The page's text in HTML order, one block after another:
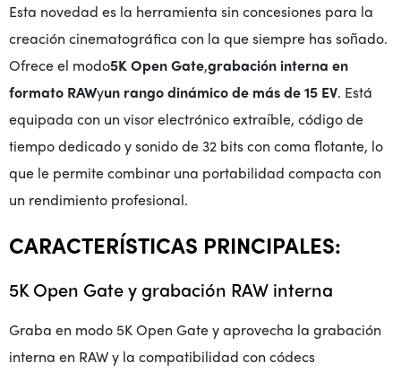
Esta novedad es la herramienta sin concesiones para la
creación cinematográfica con la que siempre has soñado.
Ofrece el modo5K Open Gate,grabación interna en
formato RAWyun rango dinámico de más de 15 EV. Está
equipada con un visor electrónico extraíble, código de
tiempo dedicado y sonido de 32 bits con coma flotante, lo
que le permite combinar una portabilidad compacta con
un rendimiento profesional.
CARACTERÍSTICAS PRINCIPALES:
5K Open Gate y grabación RAW interna
Graba en modo 5K Open Gate y aprovecha la grabación
interna en RAW y la compatibilidad con códecs